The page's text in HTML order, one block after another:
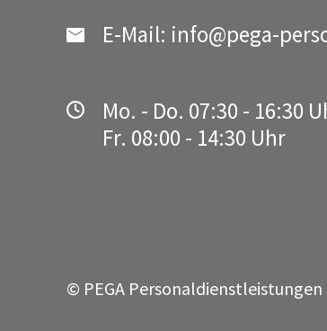
E-Mail: info@pega-
Mo. - Do. 07:30 - 16:30
Fr. 08:00 - 14:30 Uhr
© PEGA Personaldienstleistungen